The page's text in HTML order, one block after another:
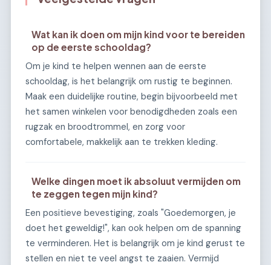
Wat kan ik doen om mijn kind voor te bereiden
op de eerste schooldag?
Om je kind te helpen wennen aan de eerste
schooldag, is het belangrijk om rustig te beginnen.
Maak een duidelijke routine, begin bijvoorbeeld met
het samen winkelen voor benodigdheden zoals een
rugzak en broodtrommel, en zorg voor
comfortabele, makkelijk aan te trekken kleding.
Welke dingen moet ik absoluut vermijden om
te zeggen tegen mijn kind?
Een positieve bevestiging, zoals "Goedemorgen, je
doet het geweldig!", kan ook helpen om de spanning
te verminderen. Het is belangrijk om je kind gerust te
stellen en niet te veel angst te zaaien. Vermijd